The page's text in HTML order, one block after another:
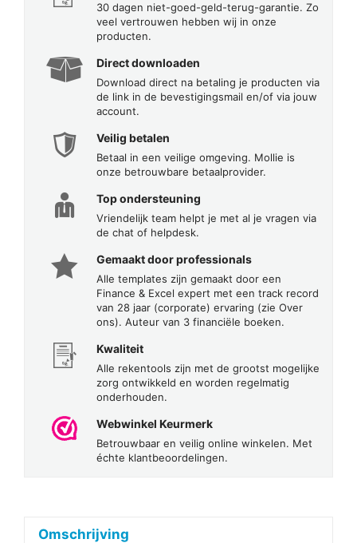
30 dagen niet-goed-geld-terug-garantie. Zo
veel vertrouwen hebben wij in onze
producten.
Direct downloaden
Download direct na betaling je producten via
de link in de bevestigingsmail en/of via jouw
account.
Veilig betalen
Betaal in een veilige omgeving. Mollie is
onze betrouwbare betaalprovider.
Top ondersteuning
Vriendelijk team helpt je met al je vragen via
de chat of helpdesk.
Gemaakt door professionals
Alle templates zijn gemaakt door een
Finance & Excel expert met een track record
van 28 jaar (corporate) ervaring (zie Over
ons). Auteur van 3 financiële boeken.
Kwaliteit
Alle rekentools zijn met de grootst mogelijke
zorg ontwikkeld en worden regelmatig
onderhouden.
Webwinkel Keurmerk
Betrouwbaar en veilig online winkelen. Met
échte klantbeoordelingen.
Omschrijving